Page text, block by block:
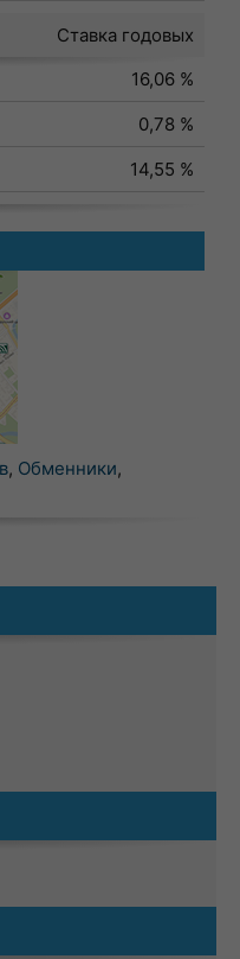
Ставка годовых
16,06 %
0,78 %
14,55 %
, Обменники,